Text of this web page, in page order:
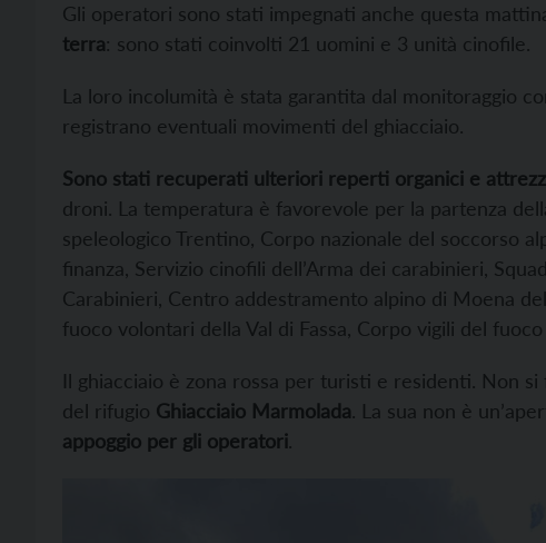
Gli operatori sono stati impegnati anche questa
terra: sono stati coinvolti 21 uomini e 3 unità cinofile.
La loro incolumità è stata garantita dal monitoraggio
registrano eventuali movimenti del ghiacciaio.
Sono stati recuperati ulteriori reperti organici e
droni. La temperatura è favorevole per la partenza
speleologico Trentino, Corpo nazionale del soccorso
finanza, Servizio cinofili dell’Arma dei carabinieri,
Carabinieri, Centro addestramento alpino di Moena
fuoco volontari della Val di Fassa, Corpo vigili del
Il ghiacciaio è zona rossa per turisti e residenti. Non si
del rifugio Ghiacciaio Marmolada. La sua non è
appoggio per gli operatori.